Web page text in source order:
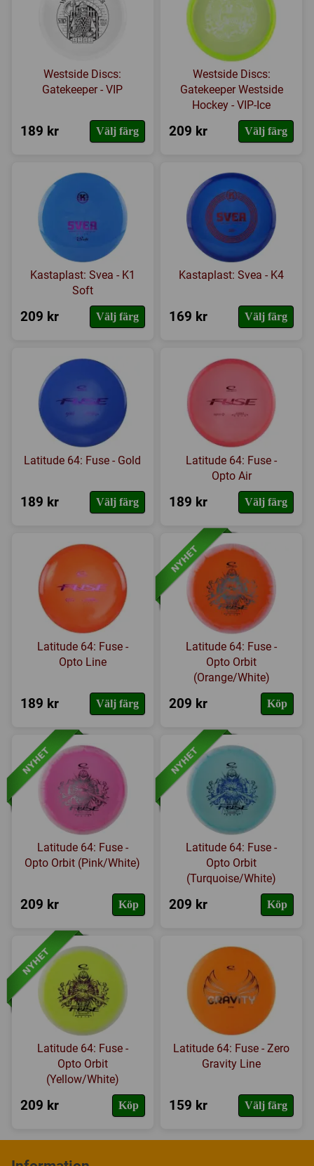
Westside Discs:
Gatekeeper - VIP
189 kr Välj färg
Westside Discs:
Gatekeeper Westside
Hockey - VIP-Ice
209 kr Välj färg
Kastaplast: Svea - K1
Soft
209 kr Välj färg
Kastaplast: Svea - K4
169 kr Välj färg
Latitude 64: Fuse - Gold
189 kr Välj färg
Latitude 64: Fuse -
Opto Air
189 kr Välj färg
Latitude 64: Fuse -
Opto Line
189 kr Välj färg
Latitude 64: Fuse -
Opto Orbit
(Orange/White)
209 kr Köp
Latitude 64: Fuse -
Opto Orbit (Pink/White)
209 kr Köp
Latitude 64: Fuse -
Opto Orbit
(Turquoise/White)
209 kr Köp
Latitude 64: Fuse -
Opto Orbit
(Yellow/White)
209 kr Köp
Latitude 64: Fuse - Zero
Gravity Line
159 kr Välj färg